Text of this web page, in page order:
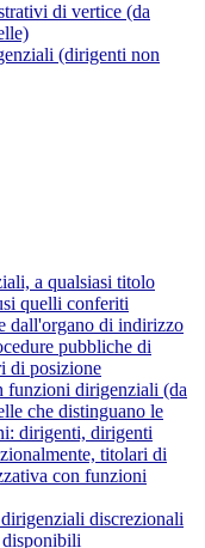
di vertice (da
(dirigenti non
a qualsiasi titolo
quelli conferiti
dall'organo di indirizzo
pubbliche di
di posizione
funzioni dirigenziali (da
che distinguano le
dirigenti, dirigenti
titolari di
con funzioni
discrezionali